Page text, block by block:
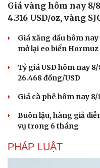
Giá vàng hôm nay 8/
4.316 USD/oz, vàng
Giá xăng dầu hôm
mở lại eo biển Hormuz
Tỷ giá USD hôm nay
26.468 đồng/USD
Giá cà phê hôm nay
Buôn lậu, hàng giả
vụ trong 6 tháng
PHÁP LUẬT